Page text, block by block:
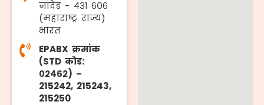
नांदेड - ४३१ ६०६
(महाराष्ट्र राज्य)
भारत
EPABX क्रमांक
(STD कोड:
०२४६२) –
215242, 215243,
215250